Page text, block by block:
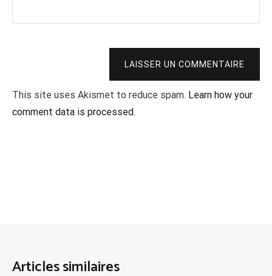
LAISSER UN COMMENTAIRE
This site uses Akismet to reduce spam. Learn how your
comment data is processed.
Articles similaires